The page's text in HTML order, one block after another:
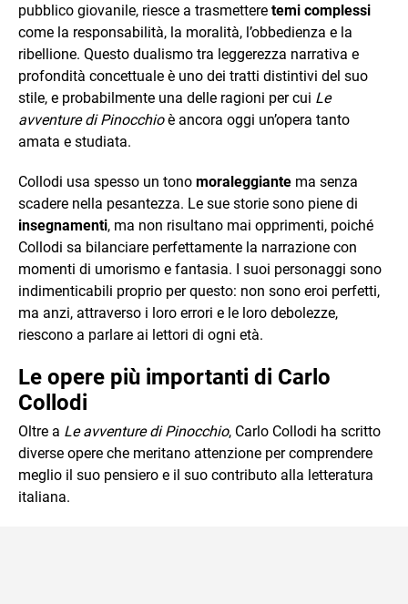
pubblico giovanile, riesce a trasmettere temi complessi
come la responsabilità, la moralità, l’obbedienza e la
ribellione. Questo dualismo tra leggerezza narrativa e
profondità concettuale è uno dei tratti distintivi del suo
stile, e probabilmente una delle ragioni per cui Le
avventure di Pinocchioè ancora oggi un’opera tanto
amata e studiata.
Collodi usa spesso un tono moraleggiante ma senza
scadere nella pesantezza. Le sue storie sono piene di
insegnamenti, ma non risultano mai opprimenti, poiché
Collodi sa bilanciare perfettamente la narrazione con
momenti di umorismo e fantasia. I suoi personaggi sono
indimenticabili proprio per questo: non sono eroi perfetti,
ma anzi, attraverso i loro errori e le loro debolezze,
riescono a parlare ai lettori di ogni età.
Le opere più importanti di Carlo
Collodi
Oltre a Le avventure di Pinocchio, Carlo Collodi ha scritto
diverse opere che meritano attenzione per comprendere
meglio il suo pensiero e il suo contributo alla letteratura
italiana.